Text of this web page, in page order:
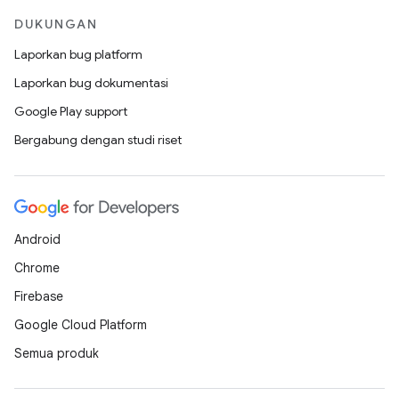
DUKUNGAN
Laporkan bug platform
Laporkan bug dokumentasi
Google Play support
Bergabung dengan studi riset
Android
Chrome
Firebase
Google Cloud Platform
Semua produk